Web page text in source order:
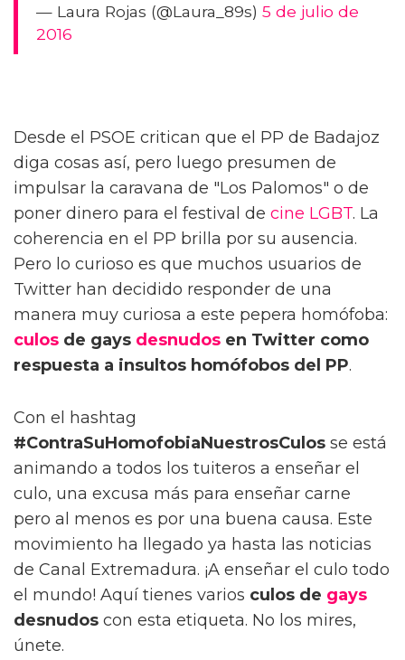
— Laura Rojas (@Laura_89s) 5 de julio de
2016
Desde el PSOE critican que el PP de Badajoz
diga cosas así, pero luego presumen de
impulsar la caravana de "Los Palomos" o de
poner dinero para el festival de cine LGBT. La
coherencia en el PP brilla por su ausencia.
Pero lo curioso es que muchos usuarios de
Twitter han decidido responder de una
manera muy curiosa a este pepera homófoba:
culos de gays desnudos en Twitter como
respuesta a insultos homófobos del PP.
Con el hashtag
#ContraSuHomofobiaNuestrosCulos se está
animando a todos los tuiteros a enseñar el
culo, una excusa más para enseñar carne
pero al menos es por una buena causa. Este
movimiento ha llegado ya hasta las noticias
de Canal Extremadura. ¡A enseñar el culo todo
el mundo! Aquí tienes varios culos de gays
desnudos con esta etiqueta. No los mires,
únete.